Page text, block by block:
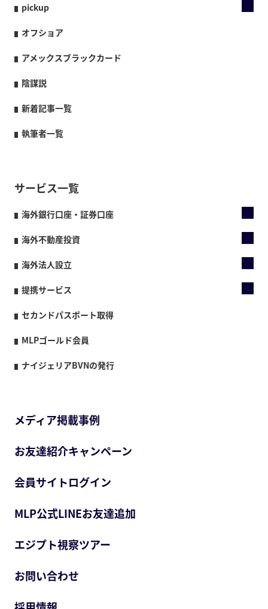
pickup
オフショア
アメックスブラックカード
陰謀説
新着記事一覧
執筆者一覧
サービス一覧
海外銀行口座・証券口座
海外不動産投資
海外法人設立
提携サービス
セカンドパスポート取得
MLPゴールド会員
ナイジェリアBVNの発行
メディア掲載事例
お友達紹介キャンペーン
会員サイトログイン
MLP公式LINEお友達追加
エジプト視察ツアー
お問い合わせ